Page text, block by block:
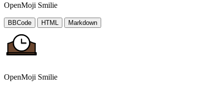
OpenMoji Smilie
BBCode HTML Markdown
OpenMoji Smilie